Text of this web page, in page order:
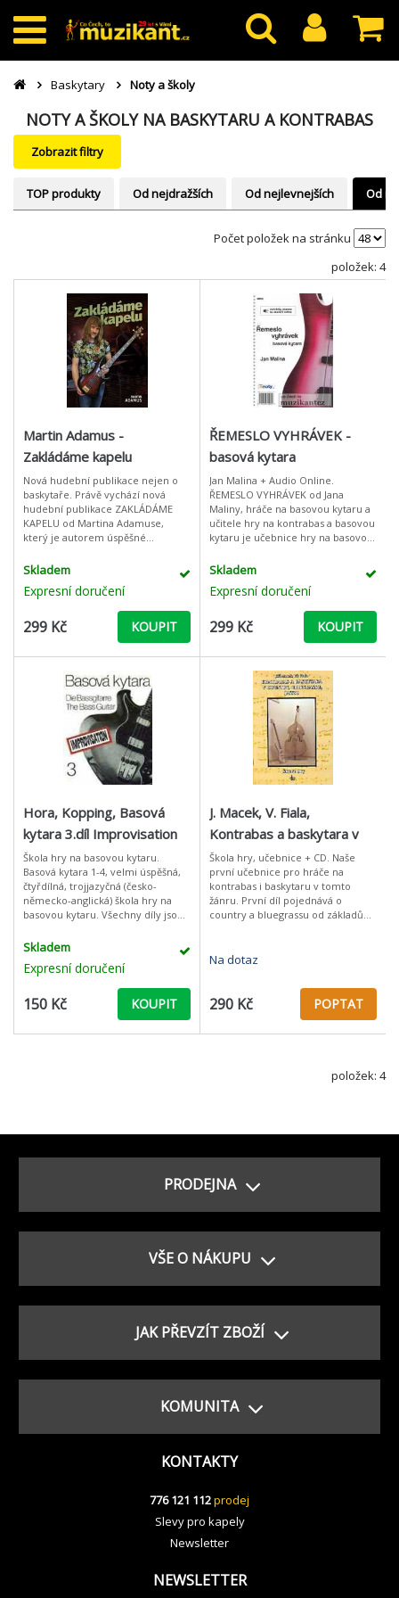
Baskytary Noty a školy
NOTY A ŠKOLY NA BASKYTARU A KONTRABAS
Zobrazit filtry
TOP produkty Od nejdražších Od nejlevnejších Od
Počet položek na stránku
položek: 4
Martin Adamus -
Zakládáme kapelu
Nová hudební publikace nejen o
baskytaře. Právě vychází nová
hudební publikace ZAKLÁDÁME
KAPELU od Martina Adamuse,
který je autorem úspěšné
CD. Novinka je plná zajímavých
Skladem
Expresní doručení
299 Kč KOUPIT
ŘEMESLO VYHRÁVEK -
basová kytara
Jan Malina + Audio Online.
ŘEMESLO VYHRÁVEK od Jana
Maliny, hráče na basovou kytaru a
učitele hry na kontrabas a basovou
kytaru je učebnice hry na basovou
dále pokročilým baskytaristů
Skladem
Expresní doručení
299 Kč KOUPIT
Hora, Kopping, Basová
kytara 3.díl Improvisation
Škola hry na basovou kytaru.
Basová kytara 1-4, velmi úspěšná,
čtyřdílná, trojjazyčná (česko-
německo-anglická) škola hry na
basovou kytaru. Všechny díly jsou
problému použít jak pro studium
Skladem
Expresní doručení
150 Kč KOUPIT
J. Macek, V. Fiala,
Kontrabas a baskytara v
country, bluegrassu, jazzu
Škola hry, učebnice + CD. Naše
první učebnice pro hráče na
kontrabas i baskytaru v tomto
žánru. První díl pojednává o
country a bluegrassu od základů
jaz
Na dotaz
290 Kč POPTAT
položek: 4
PRODEJNA
VŠE O NÁKUPU
JAK PŘEVZÍT ZBOŽÍ
KOMUNITA
KONTAKTY
776 121 112prodej
Slevy pro kapely
Newsletter
NEWSLETTER